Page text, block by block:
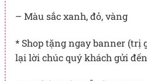
– Màu sắc xanh, đỏ, vàng
* Shop tặng ngay banner (trị
lại lời chúc quý khách gửi